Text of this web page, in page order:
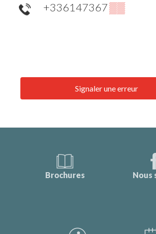
+336147367▒▒
Signaler une erreur
Brochures Nous